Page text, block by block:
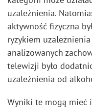
uzależnienia.
aktywność fizyczna
ryzykiem
analizowanych
telewizji było
uzależnienia od
Wyniki te mogą